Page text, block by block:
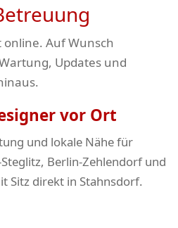
Auf Wunsch
Updates und
vor Ort
und lokale Nähe für
Berlin-Zehlendorf und
Sitz direkt in Stahnsdorf.